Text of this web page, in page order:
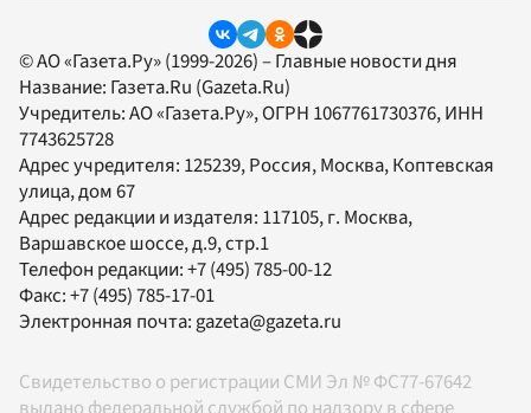
© АО «Газета.Ру» (1999-2026) – Главные новости дня
Название: Газета.Ru (Gazeta.Ru)
Учредитель:АО «Газета.Ру», ОГРН 1067761730376, ИНН
7743625728
Адрес учредителя: 125239, Россия, Москва, Коптевская
улица, дом 67
Адрес редакции и издателя: 117105, г. Москва,
Варшавское шоссе, д.9, стр.1
Телефон редакции:+7 (495) 785-00-12
Факс:+7 (495) 785-17-01
Электронная почта:gazeta@gazeta.ru
Свидетельство о регистрации СМИ Эл № ФС77-67642